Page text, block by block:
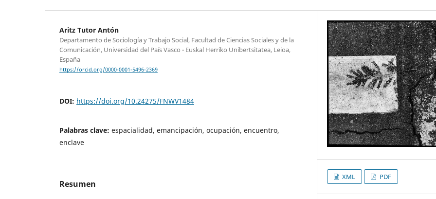
Aritz Tutor Antón
Departamento de Sociología y Trabajo Social, Facultad de Ciencias Sociales y de la
Comunicación, Universidad del País Vasco - Euskal Herriko Unibertsitatea, Leioa,
España
https://orcid.org/0000-0001-5496-2369
DOI: https://doi.org/10.24275/FNWV1484
Palabras clave: espacialidad, emancipación, ocupación, encuentro,
enclave
Resumen
XML PDF